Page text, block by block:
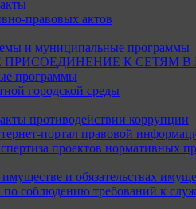
правовых актов
и муниципальные программы
К СЕТЯМ В
программы
городской среды
противодействии коррупции
портал правовой
проектов нормативных
и обязательствах
по соблюдению требований к